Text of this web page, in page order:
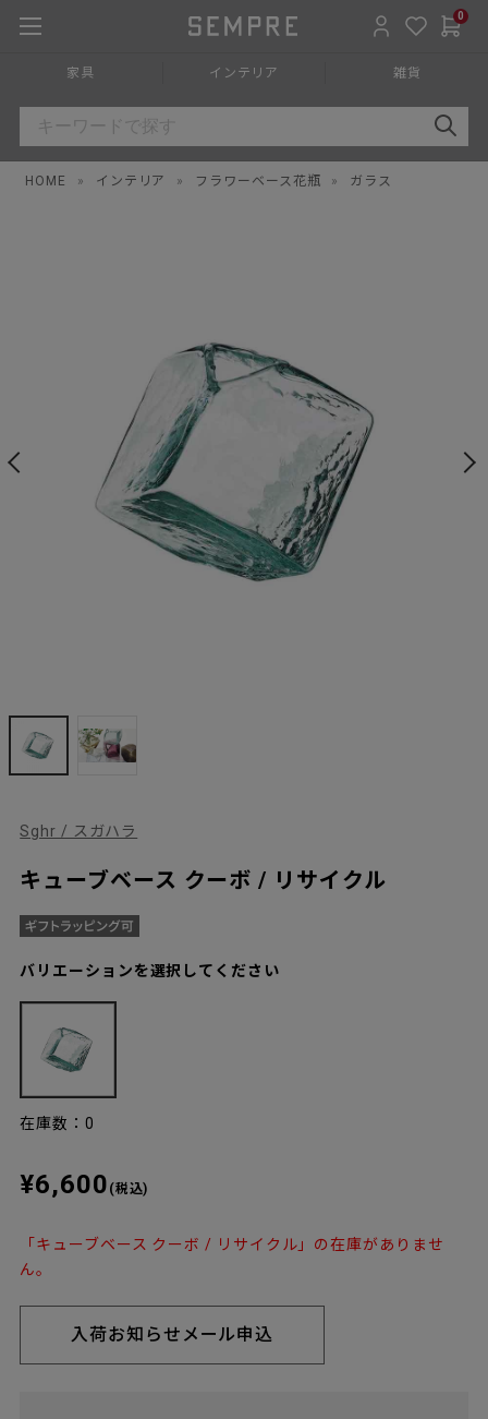
0
家具 インテリア 雑貨
HOME » インテリア » フラワーベース花瓶 » ガラス
Sghr / スガハラ
キューブベース クーボ / リサイクル
バリエーションを選択してください
在庫数：0
¥6,600 (税込)
「キューブベース クーボ / リサイクル」の在庫がありませ
ん。
入荷お知らせメール申込